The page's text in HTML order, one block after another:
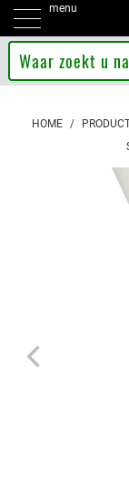
menu
HOME /